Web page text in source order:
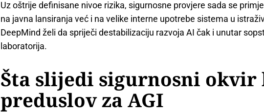
Uz oštrije definisane nivoe rizika, sigurnosne provjere sada se
na javna lansiranja već i na velike interne upotrebe sistema u
DeepMind želi da spriječi destabilizaciju razvoja AI čak i unutar
laboratorija.
Šta slijedi sigurnosni okvir
preduslov za AGI